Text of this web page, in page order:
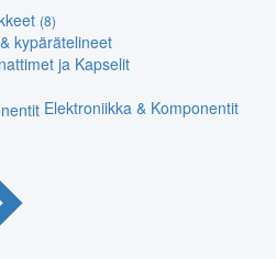
(8)
kypärätelineet
ja Kapselit
Elektroniikka & Komponentit